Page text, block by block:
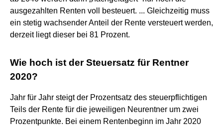
ausgezahlten Renten voll besteuert. ... Gleichzeitig muss
ein stetig wachsender Anteil der Rente versteuert werden,
derzeit liegt dieser bei 81 Prozent.
Wie hoch ist der Steuersatz für Rentner
2020?
Jahr für Jahr steigt der Prozentsatz des steuerpflichtigen
Teils der Rente für die jeweiligen Neurentner um zwei
Prozentpunkte. Bei einem Rentenbeginn im Jahr 2020